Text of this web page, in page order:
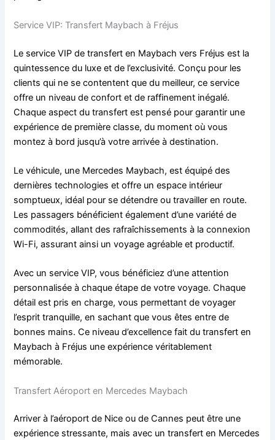
Service VIP: Transfert Maybach à Fréjus
Le service VIP de transfert en Maybach vers Fréjus est la
quintessence du luxe et de l’exclusivité. Conçu pour les
clients qui ne se contentent que du meilleur, ce service
offre un niveau de confort et de raffinement inégalé.
Chaque aspect du transfert est pensé pour garantir une
expérience de première classe, du moment où vous
montez à bord jusqu’à votre arrivée à destination.
Le véhicule, une Mercedes Maybach, est équipé des
dernières technologies et offre un espace intérieur
somptueux, idéal pour se détendre ou travailler en route.
Les passagers bénéficient également d’une variété de
commodités, allant des rafraîchissements à la connexion
Wi-Fi, assurant ainsi un voyage agréable et productif.
Avec un service VIP, vous bénéficiez d’une attention
personnalisée à chaque étape de votre voyage. Chaque
détail est pris en charge, vous permettant de voyager
l’esprit tranquille, en sachant que vous êtes entre de
bonnes mains. Ce niveau d’excellence fait du transfert en
Maybach à Fréjus une expérience véritablement
mémorable.
Transfert Aéroport en Mercedes Maybach
Arriver à l’aéroport de Nice ou de Cannes peut être une
expérience stressante, mais avec un transfert en Mercedes